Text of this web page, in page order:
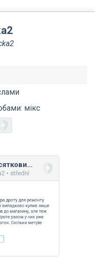
мікс
Обчислення з десятковими дробами: мікс
• střední